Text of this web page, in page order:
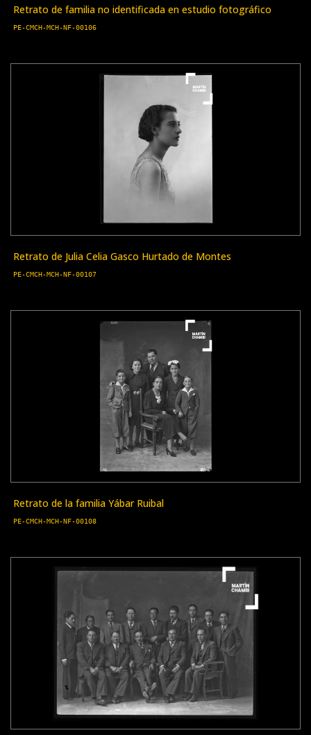
Retrato de familia no identificada en estudio fotográfico
PE-CMCH-MCH-NF-00106
Retrato de Julia Celia Gasco Hurtado de Montes
PE-CMCH-MCH-NF-00107
Retrato de la familia Yábar Ruibal
PE-CMCH-MCH-NF-00108